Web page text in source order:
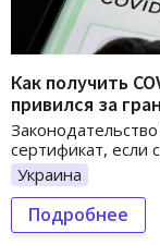
Как получить
привился за
сертификат, если
Украина
Подробнее